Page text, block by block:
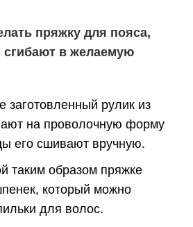
пряжку для пояса,
сгибают в желаемую
заготовленный рулик из
на проволочную форму
его сшивают вручную.
таким образом пряжке
который можно
для волос.